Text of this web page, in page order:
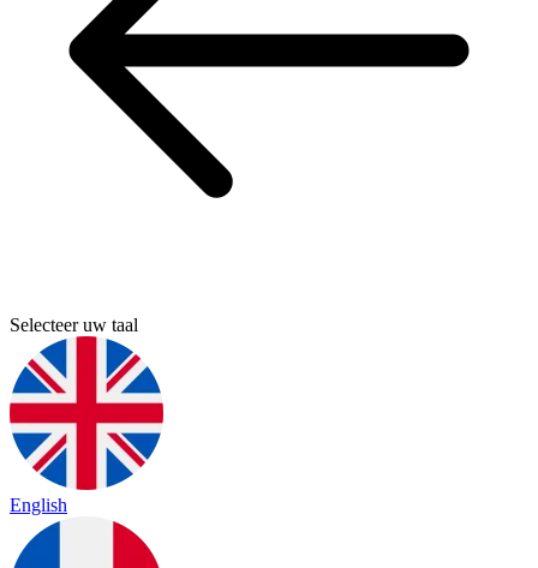
Selecteer uw taal
English